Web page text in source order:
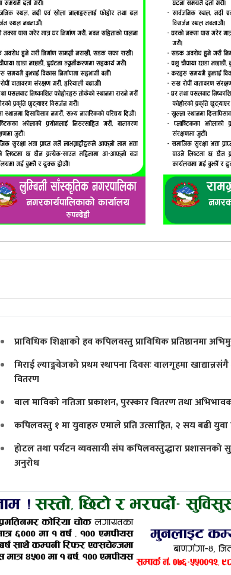
प्राविधिक शिक्षाकाे हव कपिलवस्तु प्राविधिक प्रतिष्ठानमा
मिराई ल्याङ्गवेजको प्रथम स्थापना दिवसः वालगृहमा
वितरण
बाल माविको नतिजा प्रकाशन, पुरस्कार वितरण तथा
कपिलवस्तु १ मा युवाहरु एमाले प्रति उत्साहित, २ सय बढी युवा
होटल तथा पर्यटन व्यवसायी संघ कपिलवस्तुद्धारा प्रशासनको
अनुरोध